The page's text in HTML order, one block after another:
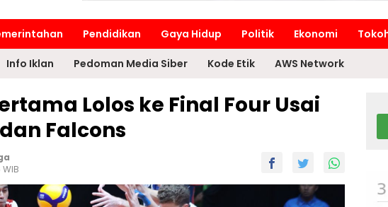
Pendidikan Gaya Hidup Politik Ekonomi
Info Iklan Pedoman Media Siber Kode Etik AWS Network
Lolos ke Final Four Usai
Falcons